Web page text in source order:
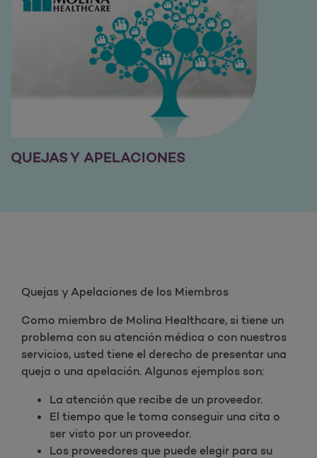
QUEJAS Y APELACIONES
Quejas y Apelaciones de los Miembros
Como miembro de Molina Healthcare, si tiene un
problema con su atención médica o con nuestros
servicios, usted tiene el derecho de presentar una
queja o una apelación. Algunos ejemplos son:
La atención que recibe de un proveedor.
El tiempo que le toma conseguir una cita o
ser visto por un proveedor.
Los proveedores que puede elegir para su